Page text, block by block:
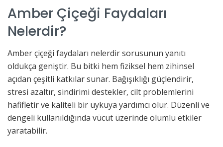
Amber Çiçeği Faydaları
Nelerdir?
Amber çiçeği faydaları nelerdir sorusunun yanıtı
oldukça geniştir. Bu bitki hem fiziksel hem zihinsel
açıdan çeşitli katkılar sunar. Bağışıklığı güçlendirir,
stresi azaltır, sindirimi destekler, cilt problemlerini
hafifletir ve kaliteli bir uykuya yardımcı olur. Düzenli ve
dengeli kullanıldığında vücut üzerinde olumlu etkiler
yaratabilir.